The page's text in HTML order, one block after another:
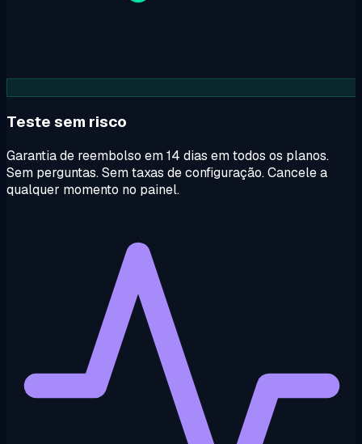
Teste sem risco
Garantia de reembolso em 14 dias em todos os planos.
Sem perguntas. Sem taxas de configuração. Cancele a
qualquer momento no painel.